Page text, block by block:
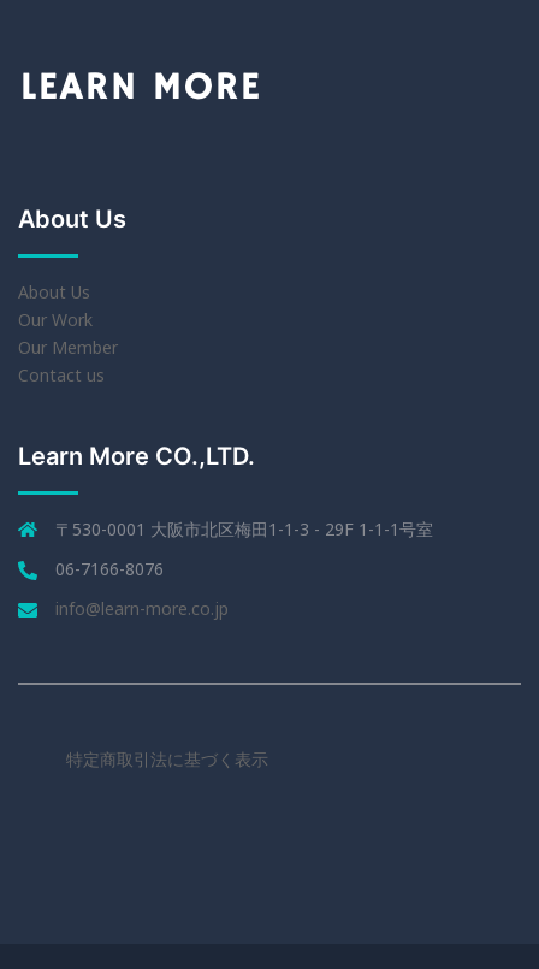
About Us
About Us
Our Work
Our Member
Contact us
Learn More CO.,LTD.
〒530-0001 大阪市北区梅田1-1-3 - 29F 1-1-1号室
06-7166-8076
info@learn-more.co.jp
特定商取引法に基づく表示